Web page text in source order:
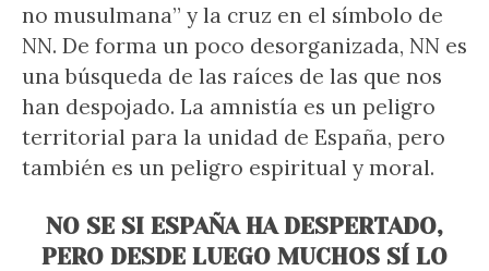
no musulmana” y la cruz en el símbolo de
NN. De forma un poco desorganizada, NN es
una búsqueda de las raíces de las que nos
han despojado. La amnistía es un peligro
territorial para la unidad de España, pero
también es un peligro espiritual y moral.
NO SE SI ESPAÑA HA DESPERTADO,
PERO DESDE LUEGO MUCHOS SÍ LO